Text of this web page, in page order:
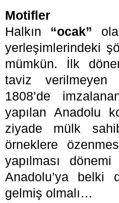
Motifler
Halkın “ocak”
yerleşimlerindeki
mümkün. İlk
taviz verilmeyen
1808’de
yapılan Anadolu
ziyade mülk
örneklere
yapılması
Anadolu’ya belki
gelmiş olmalı…